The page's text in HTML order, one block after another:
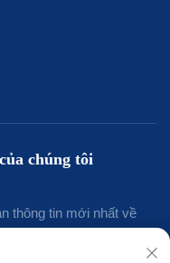
chúng tôi
thông tin mới nhất về